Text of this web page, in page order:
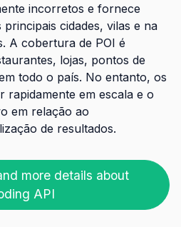
incorretos e fornece
cidades, vilas e na
A cobertura de POI é
lojas, pontos de
todo o país. No entanto, os
rapidamente em escala e o
em relação ao
de resultados.
more details about
API